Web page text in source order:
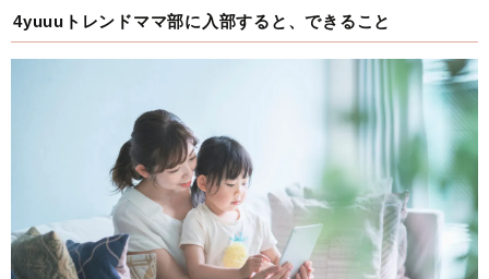
4yuuuトレンドママ部に入部すると、できること